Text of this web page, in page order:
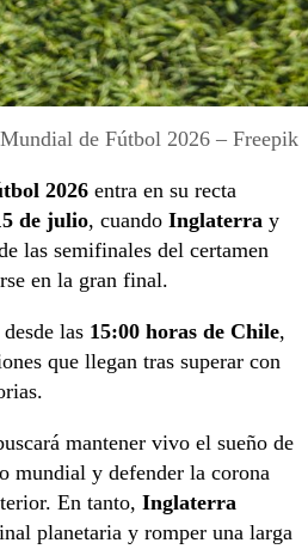
Mundial de Fútbol 2026 – Freepik
2026 entra en su recta
de julio, cuando Inglaterra y
las semifinales del certamen
en la gran final.
las 15:00 horas de Chile,
que llegan tras superar con
mantener vivo el sueño de
mundial y defender la corona
En tanto, Inglaterra
planetaria y romper una larga